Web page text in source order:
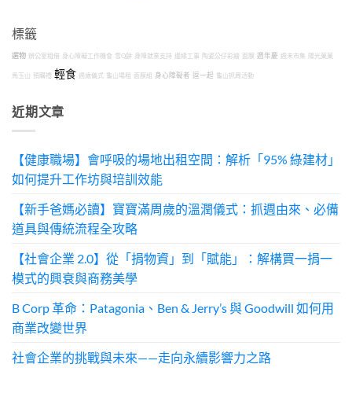
標籤
選物 辦公室租借 身心障礙工作機會 雪Q餅 身障就業支持 邊緣工事 陶瓷公仔彩繪 面膜 週年慶 週末市集 陽光菓菓
馬玉山 預購禮 輕食 週歲儀式 龜山場租 面膜組 身心障礙者 逗一起 龜山抓周活動
近期文章
【健康職場】會呼吸的場地出租空間：解析「95% 綠建材」
如何提升工作坊與培訓效能
【新手爸媽必讀】寶寶滿周歲的溫潤儀式：抓週由來、必備
道具與傳統流程全攻略
【社會企業 2.0】從「捐物資」到「賦能」：解構買一捐一
模式的興衰與商務美學
B Corp 革命：Patagonia、Ben & Jerry’s 與 Goodwill 如何用
商業改變世界
社會企業的挑戰與未來——走向永續影響力之路